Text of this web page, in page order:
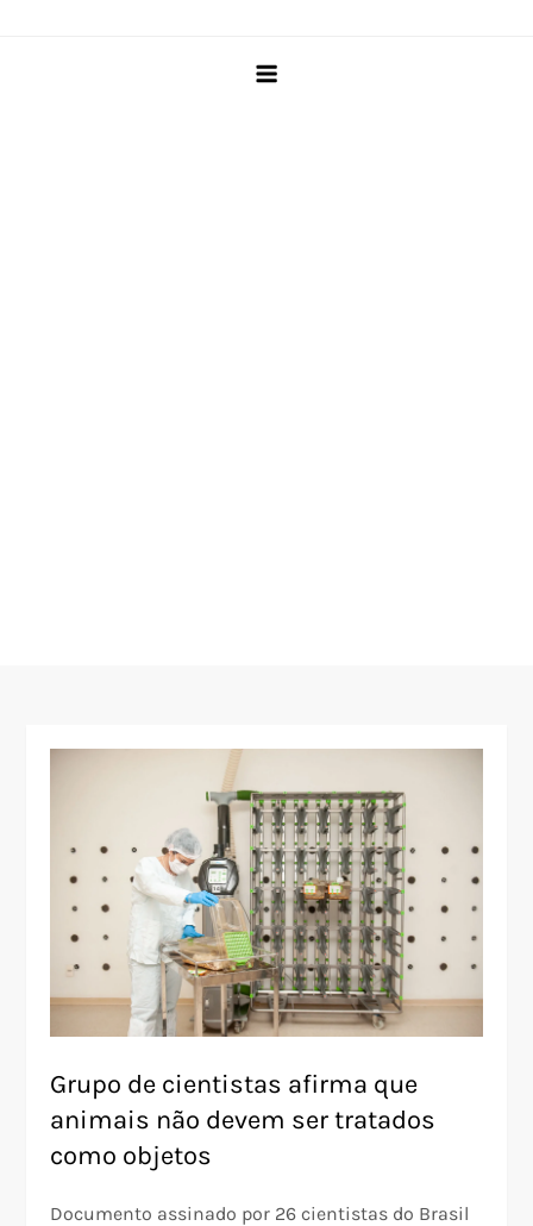
Grupo de cientistas afirma que
animais não devem ser tratados
como objetos
Documento assinado por 26 cientistas do Brasil